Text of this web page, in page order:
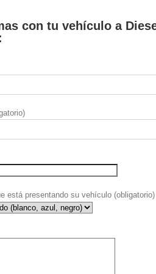
con tu vehículo a
está presentando su vehículo (obligatorio)